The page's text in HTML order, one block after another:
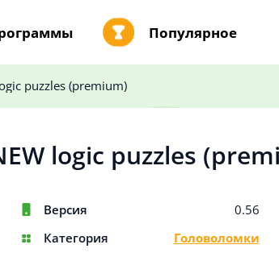
Популярное
puzzles (premium)
logic puzzles
Версия
0.56
Категория
Головоломки